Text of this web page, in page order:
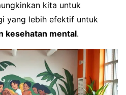
kita untuk
yang lebih efektif untuk
kesehatan mental.